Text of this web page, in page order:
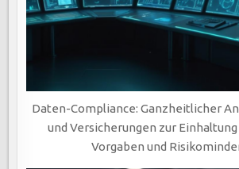
Daten-Compliance: Ganzheitlicher
und Versicherungen zur
Vorgaben und